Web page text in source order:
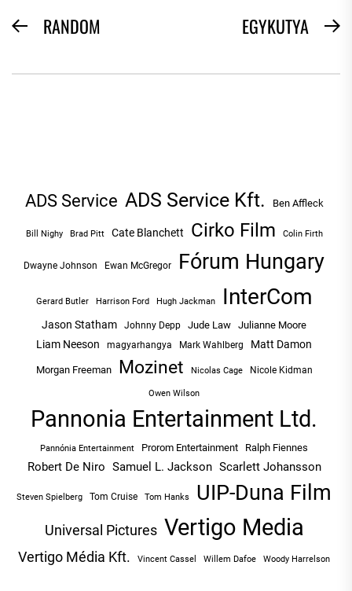
BEJEGYZÉS
PreviousRANDOM EGYKUTYA
ADS Service ADS Service Kft. Ben Affleck
Bill Nighy Brad Pitt Cate Blanchett Cirko Film Colin Firth
Dwayne Johnson Ewan McGregor Fórum Hungary
Gerard Butler Harrison Ford Hugh Jackman InterCom
Jason Statham Johnny Depp Jude Law Julianne Moore
Liam Neeson magyarhangya Mark Wahlberg Matt Damon
Morgan Freeman Mozinet Nicolas Cage Nicole Kidman
Owen Wilson
Pannonia Entertainment Ltd.
Pannónia Entertainment Prorom Entertainment Ralph Fiennes
Robert De Niro Samuel L. Jackson Scarlett Johansson
Steven Spielberg Tom Cruise Tom Hanks UIP-Duna Film
Universal Pictures Vertigo Media
Vertigo Média Kft. Vincent Cassel Willem Dafoe Woody Harrelson